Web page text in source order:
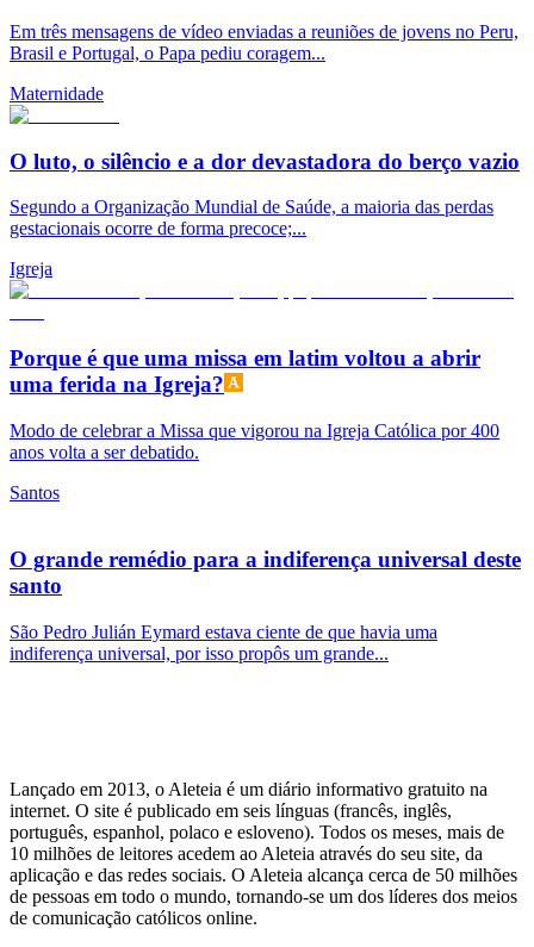
Em três mensagens de vídeo enviadas a reuniões de jovens no Peru,
Brasil e Portugal, o Papa pediu coragem...
Maternidade
O luto, o silêncio e a dor devastadora do berço vazio
Segundo a Organização Mundial de Saúde, a maioria das perdas
gestacionais ocorre de forma precoce;...
Igreja
Porque é que uma missa em latim voltou a abrir
uma ferida na Igreja?
Modo de celebrar a Missa que vigorou na Igreja Católica por 400
anos volta a ser debatido.
Santos
O grande remédio para a indiferença universal deste
santo
São Pedro Julián Eymard estava ciente de que havia uma
indiferença universal, por isso propôs um grande...
Lançado em 2013, o Aleteia é um diário informativo gratuito na
internet. O site é publicado em seis línguas (francês, inglês,
português, espanhol, polaco e esloveno). Todos os meses, mais de
10 milhões de leitores acedem ao Aleteia através do seu site, da
aplicação e das redes sociais. O Aleteia alcança cerca de 50 milhões
de pessoas em todo o mundo, tornando-se um dos líderes dos meios
de comunicação católicos online.